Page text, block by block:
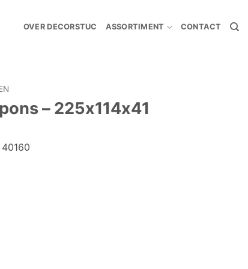
OVER DECORSTUC ASSORTIMENT CONTACT
– 225x114x41